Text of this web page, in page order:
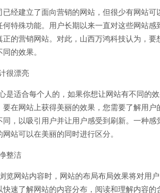
已经建立了面向营销的网站，但很少有网站
何特殊功能。用户长期以来一直对这些网站
正的营销网站。对此，山西万鸿科技认为，
的效果。
很漂亮
是适合每个人的，如果你想让网站有不同的
要在网站上获得美丽的效果，您需要了解用
同，以吸引用户并让用户感受到刷新。一种
站可以在美丽的同时进行区分。
整洁
览网站内容时，网站的布局布局效果将对用
快速了解网站的内容分布，阅读和理解内容